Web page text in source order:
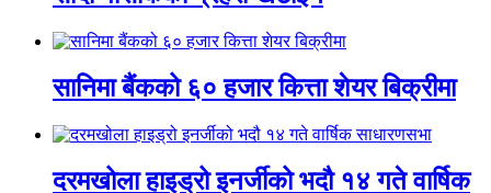
सानिमा बैंकको ६० हजार कित्ता शेयर बिक्रीमा
दरमखोला हाइड्रो इनर्जीको भदौ १४ गते वार्षिक